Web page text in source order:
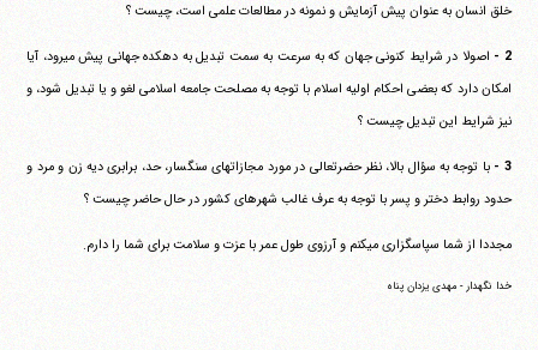
خلق انسان به عنوان پیش آزمایش و نمونه در مطالعات علمی است، چیست ؟
2 -
اصولا در شرایط کنونی جهان که به سرعت به سمت تبدیل به دهکده جهانی پیش می‎رود، آیا
امکان دارد که بعضی احکام اولیه اسلام با توجه به مصلحت جامعه اسلامی لغو و یا تبدیل شود، و
نیز شرایط این تبدیل چیست ؟
3 -
با توجه به سؤال بالا، نظر حضرتعالی در مورد مجازاتهای سنگسار، حد، برابری دیه زن و مرد و
حدود روابط دختر و پسر با توجه به عرف غالب شهرهای کشور در حال حاضر چیست ؟
مجددا از شما سپاسگزاری می‎کنم و آرزوی طول عمر با عزت و سلامت برای شما را دارم.
خدا نگهدار - مهدی یزدان پناه